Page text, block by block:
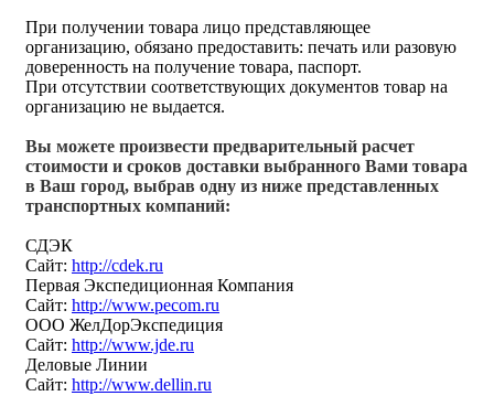
При получении товара лицо представляющее
организацию, обязано предоставить: печать или разовую
доверенность на получение товара, паспорт.
При отсутствии соответствующих документов товар на
организацию не выдается.
Вы можете произвести предварительный расчет
стоимости и сроков доставки выбранного Вами товара
в Ваш город, выбрав одну из ниже представленных
транспортных компаний:
СДЭК
Сайт: http://cdek.ru
Первая Экспедиционная Компания
Сайт: http://www.pecom.ru
ООО ЖелДорЭкспедиция
Сайт: http://www.jde.ru
Деловые Линии
Сайт: http://www.dellin.ru